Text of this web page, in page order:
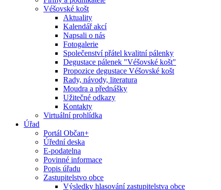
Véšovské košt
Aktuality
Kalendář akcí
Napsali o nás
Fotogalerie
Společenství přátel kvalitní pálenky
Degustace pálenek "Véšovské košt"
Propozice degustace Véšovské košt
Rady, návody, literatura
Moudra a přednášky
Užitečné odkazy
Kontakty
Virtuální prohlídka
Úřad
Portál Občan+
Úřední deska
E-podatelna
Povinné informace
Popis úřadu
Zastupitelstvo obce
Výsledky hlasování zastupitelstva obce